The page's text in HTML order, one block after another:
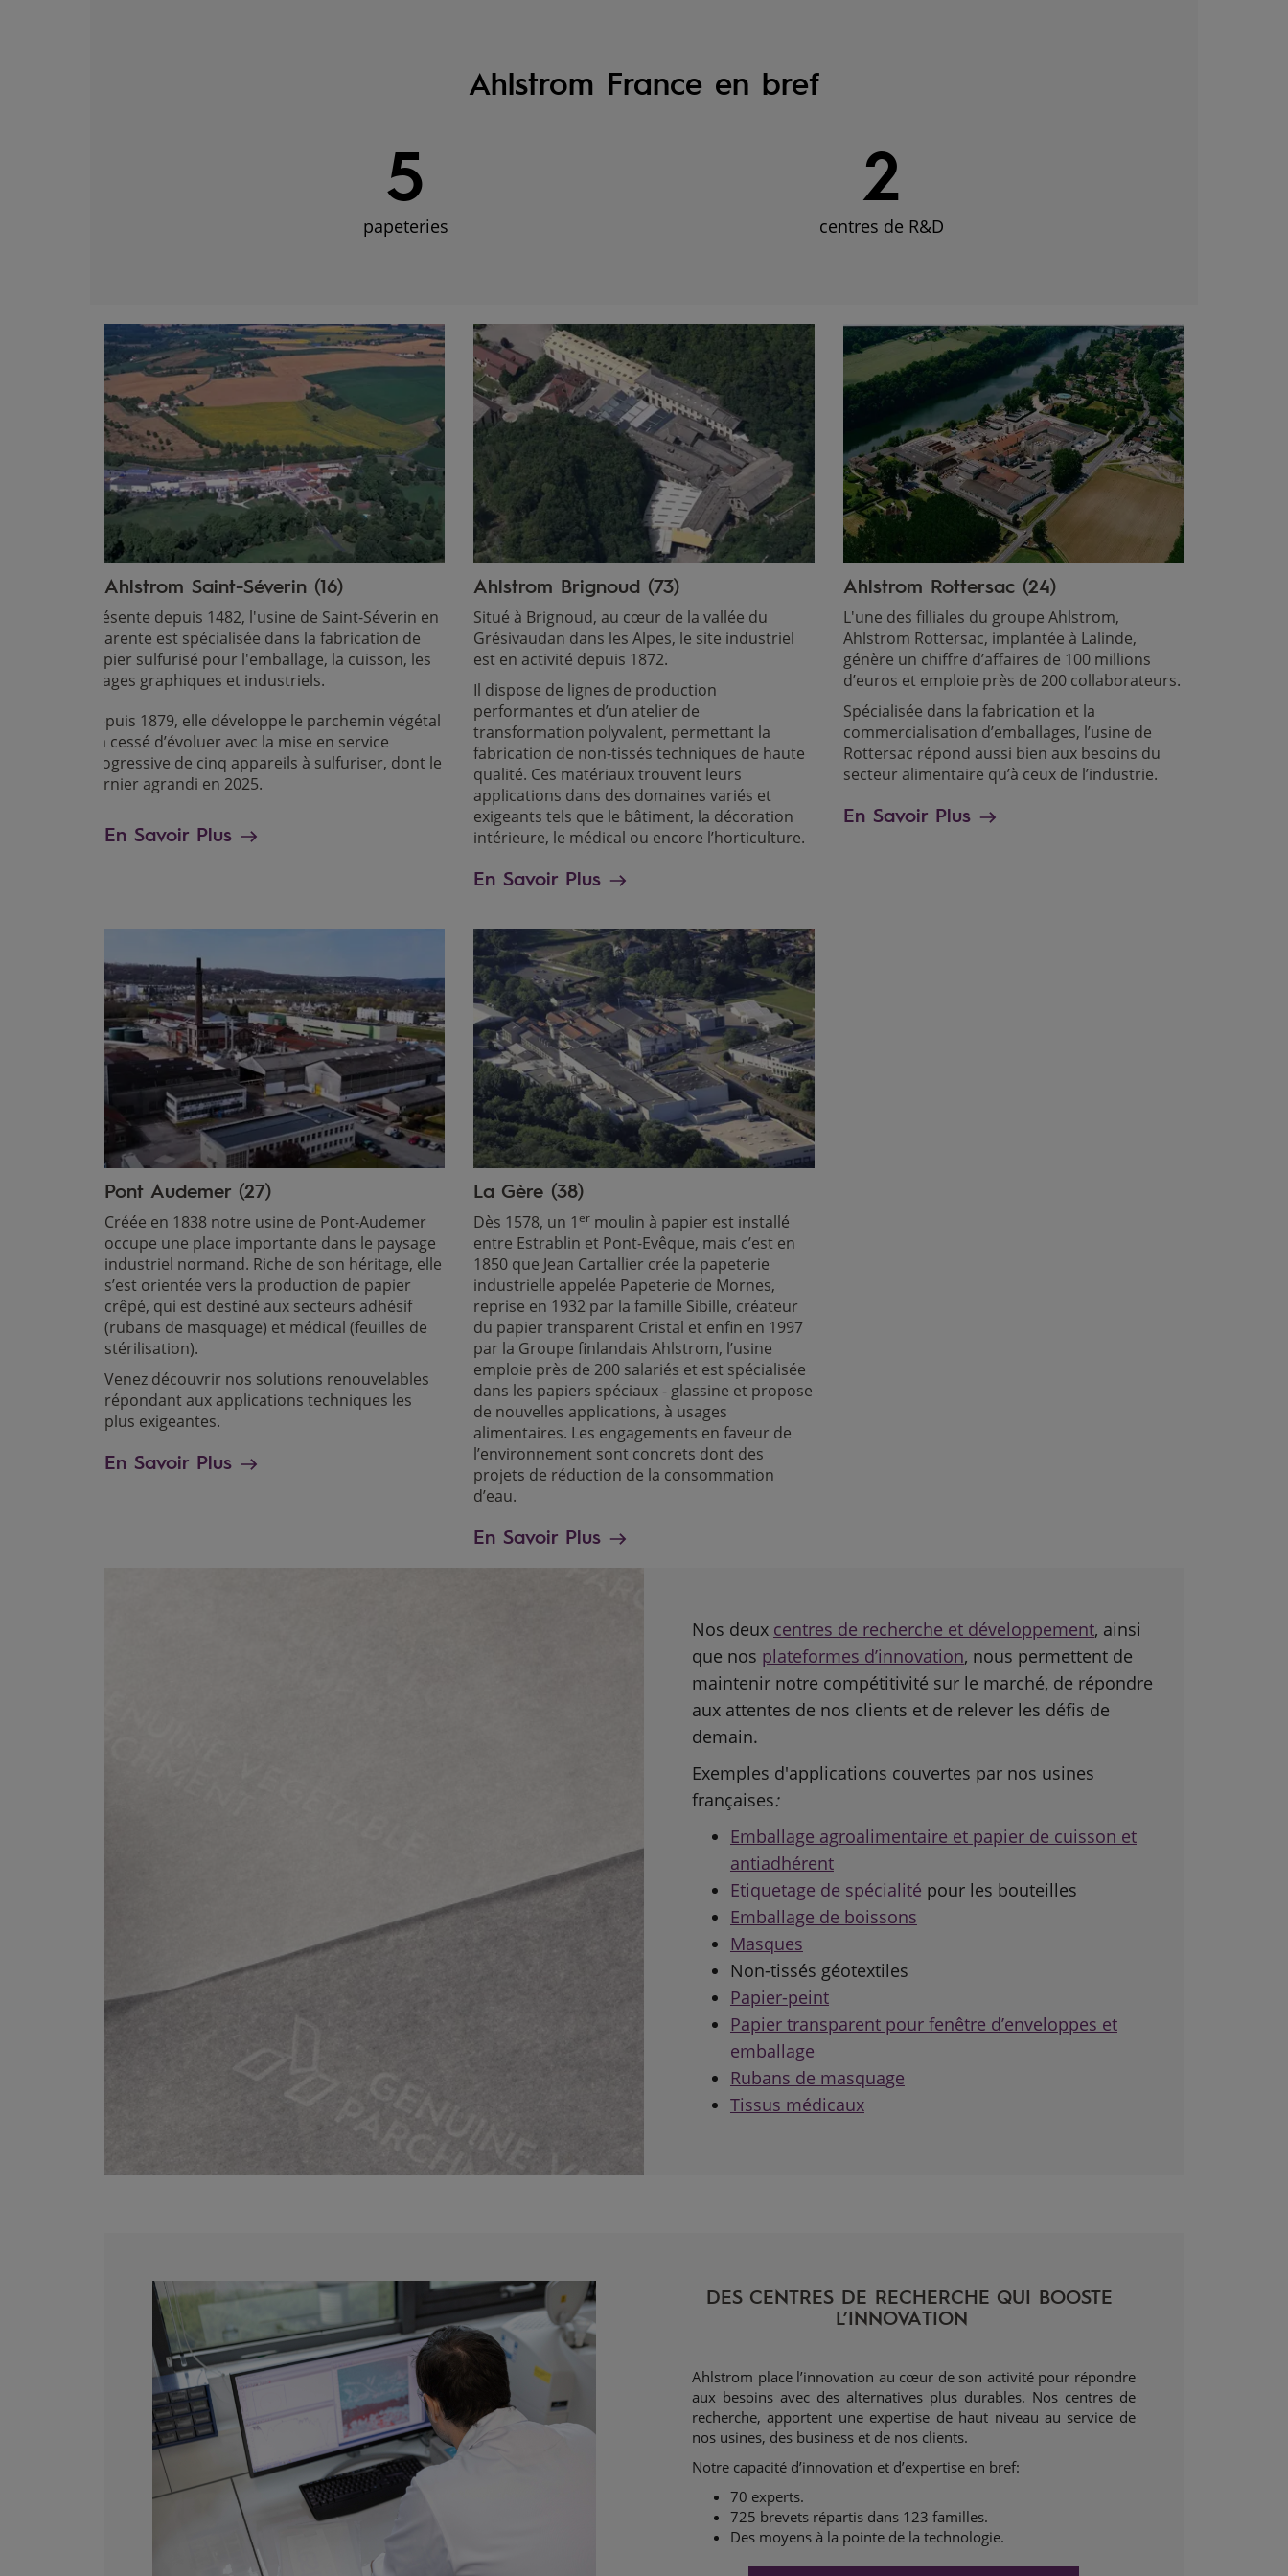
Ahlstrom France en bref
5
papeteries
2
centres de R&D
Ahlstrom Saint-Séverin (16)
Présente depuis 1482, l'usine de Saint-Séverin en
Charente est spécialisée dans la fabrication de
papier sulfurisé pour l'emballage, la cuisson, les
usages graphiques et industriels.
Depuis 1879, elle développe le parchemin végétal et
n’a cessé d’évoluer avec la mise en service
progressive de cinq appareils à sulfuriser, dont le
dernier agrandi en 2025.
En Savoir Plus
Ahlstrom Brignoud (73)
Situé à Brignoud, au cœur de la vallée du
Grésivaudan dans les Alpes, le site industriel
est en activité depuis 1872.
Il dispose de lignes de production
performantes et d’un atelier de
transformation polyvalent, permettant la
fabrication de non-tissés techniques de haute
qualité. Ces matériaux trouvent leurs
applications dans des domaines variés et
exigeants tels que le bâtiment, la décoration
intérieure, le médical ou encore l’horticulture.
En Savoir Plus
Ahlstrom Rottersac (24)
L'une des filliales du groupe Ahlstrom,
Ahlstrom Rottersac, implantée à Lalinde,
génère un chiffre d’affaires de 100 millions
d’euros et emploie près de 200 collaborateurs.
Spécialisée dans la fabrication et la
commercialisation d’emballages, l’usine de
Rottersac répond aussi bien aux besoins du
secteur alimentaire qu’à ceux de l’industrie.
En Savoir Plus
Pont Audemer (27)
Créée en 1838 notre usine de Pont-Audemer
occupe une place importante dans le paysage
industriel normand. Riche de son héritage, elle
s’est orientée vers la production de papier
crêpé, qui est destiné aux secteurs adhésif
(rubans de masquage) et médical (feuilles de
stérilisation).
Venez découvrir nos solutions renouvelables
répondant aux applications techniques les
plus exigeantes.
En Savoir Plus
La Gère (38)
Dès 1578, un 1er moulin à papier est installé
entre Estrablin et Pont-Evêque, mais c’est en
1850 que Jean Cartallier crée la papeterie
industrielle appelée Papeterie de Mornes,
reprise en 1932 par la famille Sibille, créateur
du papier transparent Cristal et enfin en 1997
par la Groupe finlandais Ahlstrom, l’usine
emploie près de 200 salariés et est spécialisée
dans les papiers spéciaux - glassine et propose
de nouvelles applications, à usages
alimentaires. Les engagements en faveur de
l’environnement sont concrets dont des
projets de réduction de la consommation
d’eau.
En Savoir Plus
Nos deux centres de recherche et développement, ainsi
que nos plateformes d’innovation, nous permettent de
maintenir notre compétitivité sur le marché, de répondre
aux attentes de nos clients et de relever les défis de
demain.
Exemples d'applications couvertes par nos usines
françaises:
Emballage agroalimentaire et papier de cuisson et
antiadhérent
Etiquetage de spécialité pour les bouteilles
Emballage de boissons
Masques
Non-tissés géotextiles
Papier-peint
Papier transparent pour fenêtre d’enveloppes et
emballage
Rubans de masquage
Tissus médicaux
DES CENTRES DE RECHERCHE QUI BOOSTE
L’INNOVATION
Ahlstrom place l’innovation au cœur de son activité pour répondre
aux besoins avec des alternatives plus durables. Nos centres de
recherche, apportent une expertise de haut niveau au service de
nos usines, des business et de nos clients.
Notre capacité d’innovation et d’expertise en bref:
70 experts.
725 brevets répartis dans 123 familles.
Des moyens à la pointe de la technologie.